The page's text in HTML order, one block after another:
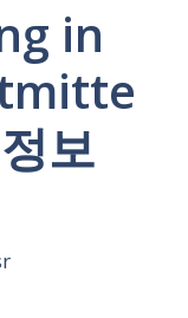
in
보